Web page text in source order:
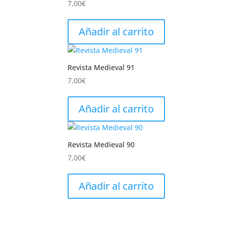
7,00€
Añadir al carrito
Revista Medieval 91
7,00€
Añadir al carrito
Revista Medieval 90
7,00€
Añadir al carrito